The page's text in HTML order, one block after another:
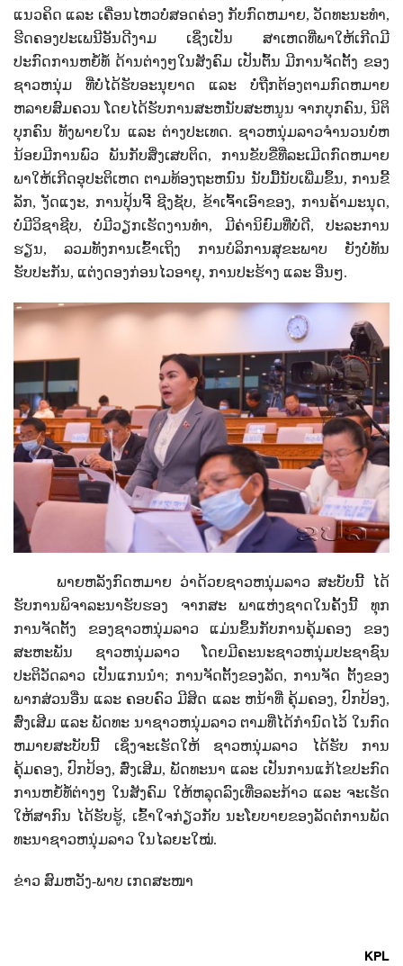
ແນວຄິດ ແລະ ເຄື່ອນໄຫວບໍ່ສອດຄ່ອງ ກັບກົດຫມາຍ, ວັດທະນະທໍາ,
ຮີດຄອງປະເພນີອັນດີງາມ ເຊິ່ງເປັນ ສາເຫດທີ່ພາໃຫ້ເກີດມີ
ປະກົດການຫຍໍ້ທໍ້ ດ້ານຕ່າງໆໃນສັງຄົມ ເປັນຕົ້ນ ມີການຈັດຕັ້ງ ຂອງ
ຊາວຫນຸ່ມ ທີ່ບໍ່ໄດ້ຮັບອະນຸຍາດ ແລະ ບໍ່ຖືກຕ້ອງຕາມກົດຫມາຍ
ຫລາຍສົມຄວນ ໂດຍໄດ້ຮັບການສະຫນັບສະຫນູນ ຈາກບຸກຄົນ, ນິຕິ
ບຸກຄົນ ທັງພາຍໃນ ແລະ ຕ່າງປະເທດ. ຊາວຫນຸ່ມລາວຈໍານວນບໍ່ຫ
ນ້ອຍມີການພົວ ພັນກັບສິ່ງເສບຕິດ, ການຂັບຂີ່ທີ່ລະເມີດກົດຫມາຍ
ພາໃຫ້ເກີດອຸປະຕິເຫດ ຕາມທ້ອງຖະຫນົນ ນັບມື້ນັບເພີ່ມຂຶ້ນ, ການຂີ້
ລັກ,ງັດແງະ, ການປຸ້ນຈີ້ ຊີງຊັບ, ຂ້າເຈົ້າເອົາຂອງ, ການຄ້າມະນຸດ,
ບໍ່ມີວິຊາຊີບ,ບໍ່ມີວຽກເຮັດງານທໍາ, ມີຄ່ານິຍົມທີ່ບໍ່ດີ,ປະລະການ
ຮຽນ, ລວມທັງການເຂົ້າເຖິງ ການບໍລິການສຸຂະພາບ ຍັງບໍ່ທັນ
ຮັບປະກັນ, ແຕ່ງດອງກ່ອນໄວອາຍຸ, ການປະຮ້າງ ແລະ ອື່ນໆ.
ພາຍຫລັງກົດຫມາຍ ວ່າດ້ວຍຊາວຫນຸ່ມລາວ ສະບັບນີ້ ໄດ້
ຮັບການພິຈາລະນາຮັບຮອງ ຈາກສະ ພາແຫ່ງຊາດໃນຄັ້ງນີ້ ທຸກ
ການຈັດຕັ້ງ ຂອງຊາວຫນຸ່ມລາວ ແມ່ນຂຶ້ນກັບການຄຸ້ມຄອງ ຂອງ
ສະຫະພັນ ຊາວຫນຸ່ມລາວ ໂດຍມີຄະນະຊາວຫນຸ່ມປະຊາຊົນ
ປະຕິວັດລາວ ເປັນແກນນໍາ; ການຈັດຕັ້ງຂອງລັດ, ການຈັດ ຕັ້ງຂອງ
ພາກສ່ວນອື່ນ ແລະ ຄອບຄົວ ມີສິດ ແລະ ຫນ້າທີ່ ຄຸ້ມຄອງ,ປົກປ້ອງ,
ສົ່ງເສີມ ແລະ ພັດທະ ນາຊາວຫນຸ່ມລາວ ຕາມທີ່ໄດ້ກໍານົດໄວ້ ໃນກົດ
ຫມາຍສະບັບນີ້ ເຊິ່ງຈະເຮັດໃຫ້ ຊາວຫນຸ່ມລາວ ໄດ້ຮັບ ການ
ຄຸ້ມຄອງ, ປົກປ້ອງ, ສົ່ງເສີມ, ພັດທະນາ ແລະ ເປັນການແກ້ໄຂປະກົດ
ການຫຍໍ້ທໍ້ຕ່າງໆ ໃນສັງຄົມ ໃຫ້ຫລຸດລົງເທື່ອລະກ້າວ ແລະ ຈະເຮັດ
ໃຫ້ສາກົນ ໄດ້ຮັບຮູ້, ເຂົ້າໃຈກ່ຽວກັບ ນະໂຍບາຍຂອງລັດຕໍ່ການພັດ
ທະນາຊາວຫນຸ່ມລາວ ໃນໄລຍະໃໝ່.
ຂ່າວ ສົມຫວັງ-ພາບ ເກດສະໜາ
KPL